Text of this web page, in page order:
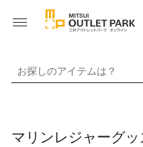
お探しのアイテムは？
マリンレジャーグッ